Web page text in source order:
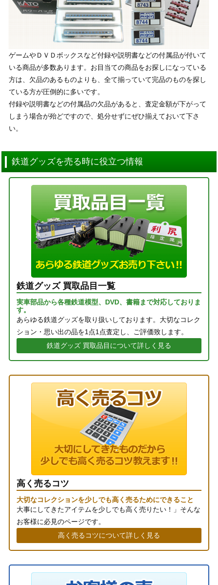
ゲームやＤＶＤボックスなど付録や説明書などの付属品が付いて
いる商品が多数あります。お目当ての商品をお探しになっている
方は、欠品のあるものよりも、全て揃っていて完品のものを探し
ている方が圧倒的に多いです。
付録や説明書などの付属品の欠品があると、査定金額が下がって
しまう場合が殆どですので、処分せずにぜひ揃えておいて下さ
い。
鉄道グッズを売る時に役立つ情報
鉄道グッズ 買取品目一覧
実車部品から各種鉄道模型、DVD、書籍まで対応しておりま
す。
あらゆる鉄道グッズを取り扱いしております。大切なコレク
ション・思い出の品を1点1点査定し、ご評価致します。
鉄道グッズ 買取品目について詳しく見る
高く売るコツ
大切なコレクションを少しでも高く売るためにできること
大事にしてきたアイテムを少しでも高く売りたい！」そんな
お客様に必見のページです。
高く売るコツについて詳しく見る